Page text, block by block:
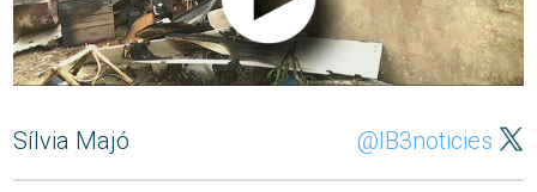
Sílvia Majó @IB3noticies